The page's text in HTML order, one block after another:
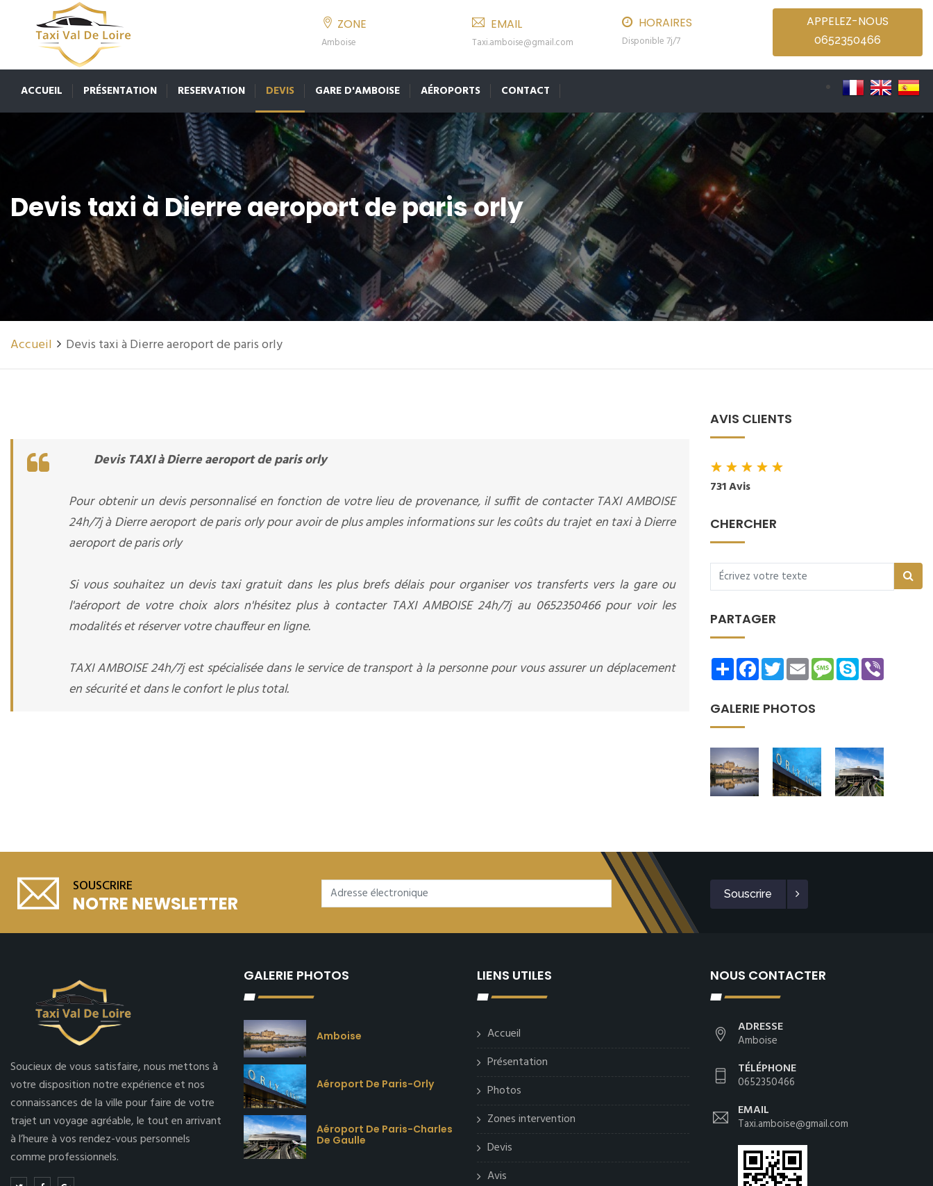
ZONE
Amboise
EMAIL
Taxi.amboise@gmail.com
HORAIRES
Disponible 7j/7
APPELEZ-NOUS
0652350466
ACCUEIL PRÉSENTATION RESERVATION DEVIS GARE D'AMBOISE AÉROPORTS CONTACT
Devis taxi à Dierre aeroport de paris orly
Accueil Devis taxi à Dierre aeroport de paris orly
Devis TAXI à Dierre aeroport de paris orly
Pour obtenir un devis personnalisé en fonction de votre lieu de provenance, il suffit de contacter TAXI AMBOISE
24h/7j à Dierre aeroport de paris orly pour avoir de plus amples informations sur les coûts du trajet en taxi à Dierre
aeroport de paris orly
Si vous souhaitez un devis taxi gratuit dans les plus brefs délais pour organiser vos transferts vers la gare ou
l'aéroport de votre choix alors n'hésitez plus à contacter TAXI AMBOISE 24h/7j au 0652350466 pour voir les
modalités et réserver votre chauffeur en ligne.
TAXI AMBOISE 24h/7j est spécialisée dans le service de transport à la personne pour vous assurer un déplacement
en sécurité et dans le confort le plus total.
AVIS CLIENTS
★★★★★
731 Avis
CHERCHER
PARTAGER
ShareFacebookTwitterEmailMessage
Skype
GALERIE PHOTOS
SOUSCRIRE
NOTRE NEWSLETTER Souscrire
Soucieux de vous satisfaire, nous mettons à
votre disposition notre expérience et nos
connaissances de la ville pour faire de votre
trajet un voyage agréable, le tout en arrivant
à l’heure à vos rendez-vous personnels
comme professionnels.
GALERIE PHOTOS
Amboise
Aéroport De Paris-Orly
Aéroport De Paris-Charles
De Gaulle
LIENS UTILES
Accueil
Présentation
Photos
Zones intervention
Devis
Avis
NOUS CONTACTER
ADRESSE
Amboise
TÉLÉPHONE
0652350466
EMAIL
Taxi.amboise@gmail.com